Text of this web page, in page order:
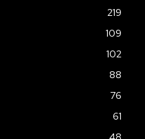
219
109
102
88
76
61